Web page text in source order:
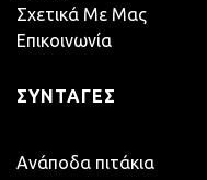
Σχετικά Με Μας
Επικοινωνία
ΣΥΝΤΑΓΈΣ
Ανάποδα πιτάκια